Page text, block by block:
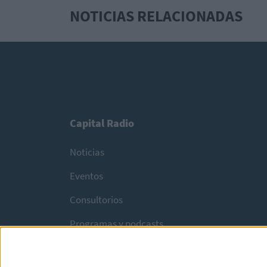
NOTICIAS RELACIONADAS
Capital Radio
Noticias
Eventos
Consultorios
Programas y podcasts